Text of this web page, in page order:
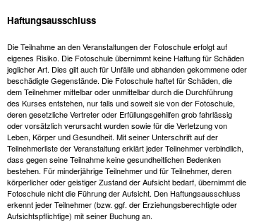
Haftungsausschluss
Die Teilnahme an den Veranstaltungen der Fotoschule erfolgt auf
eigenes Risiko. Die Fotoschule übernimmt keine Haftung für Schäden
jeglicher Art. Dies gilt auch für Unfälle und abhanden gekommene oder
beschädigte Gegenstände. Die Fotoschule haftet für Schäden, die
dem Teilnehmer mittelbar oder unmittelbar durch die Durchführung
des Kurses entstehen, nur falls und soweit sie von der Fotoschule,
deren gesetzliche Vertreter oder Erfüllungsgehilfen grob fahrlässig
oder vorsätzlich verursacht wurden sowie für die Verletzung von
Leben, Körper und Gesundheit. Mit seiner Unterschrift auf der
Teilnehmerliste der Veranstaltung erklärt jeder Teilnehmer verbindlich,
dass gegen seine Teilnahme keine gesundheitlichen Bedenken
bestehen. Für minderjährige Teilnehmer und für Teilnehmer, deren
körperlicher oder geistiger Zustand der Aufsicht bedarf, übernimmt die
Fotoschule nicht die Führung der Aufsicht. Den Haftungsausschluss
erkennt jeder Teilnehmer (bzw. ggf. der Erziehungsberechtigte oder
Aufsichtspflichtige) mit seiner Buchung an.